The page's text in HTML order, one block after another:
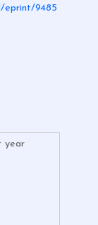
eprint/9485
year